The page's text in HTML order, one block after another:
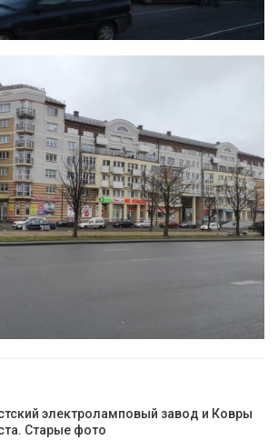
электроламповый завод и Ковры
Старые фото